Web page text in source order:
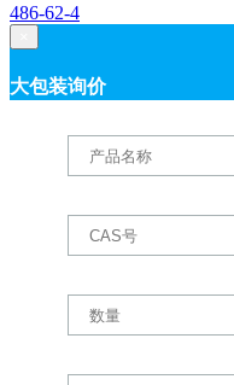
486-62-4
大包装询价